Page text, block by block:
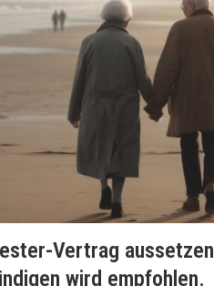
Vertrag
wird empfohlen.